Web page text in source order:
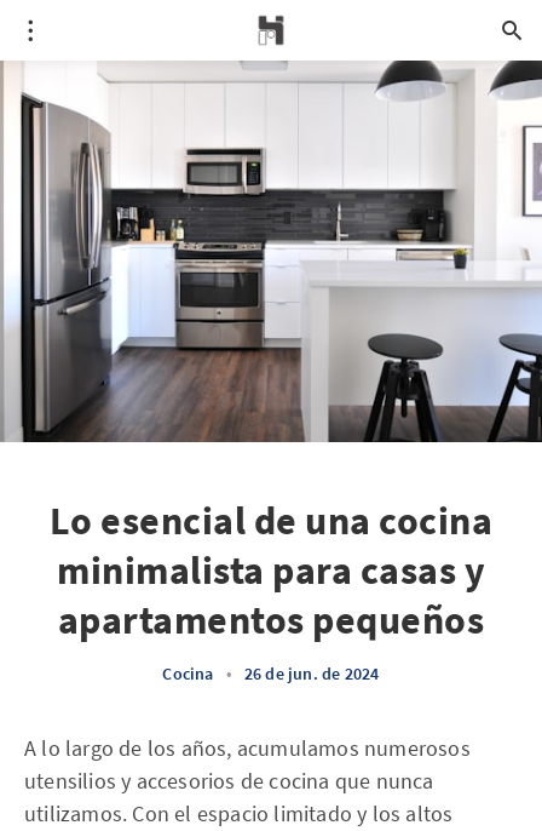
Lo esencial de una cocina
minimalista para casas y
apartamentos pequeños
Cocina • 26 de jun. de 2024
A lo largo de los años, acumulamos numerosos
utensilios y accesorios de cocina que nunca
utilizamos. Con el espacio limitado y los altos